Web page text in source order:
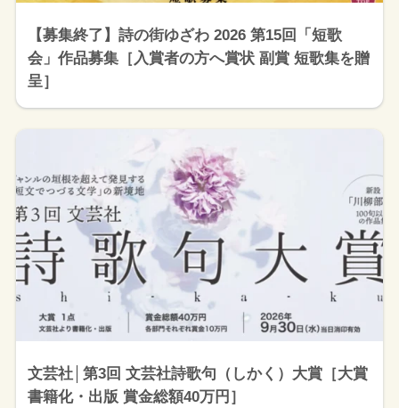
【募集終了】詩の街ゆざわ 2026 第15回「短歌
会」作品募集［入賞者の方へ賞状 副賞 短歌集を贈
呈］
文芸社│第3回 文芸社詩歌句（しかく）大賞［大賞
書籍化・出版 賞金総額40万円］